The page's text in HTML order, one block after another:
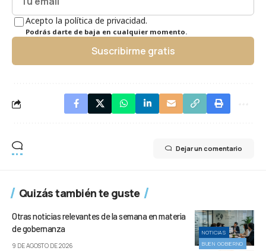
Acepto la política de privacidad.
Podrás darte de baja en cualquier momento.
Suscribirme gratis
Dejar un comentario
Quizás también te guste
NOTICIAS
BUEN GOBIERNO
Otras noticias relevantes de la semana en materia
de gobernanza
9 DE AGOSTO DE 2026